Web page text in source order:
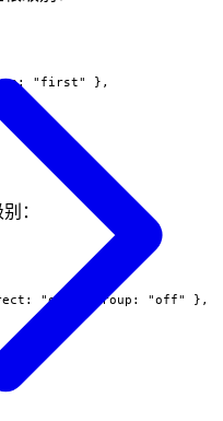
"first" },
：
"off", group: "off" },